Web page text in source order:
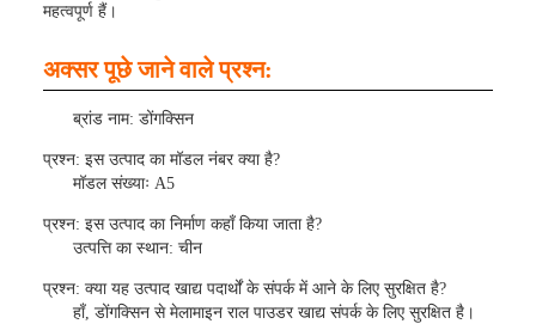
महत्वपूर्ण हैं।
अक्सर पूछे जाने वाले प्रश्न:
ब्रांड नाम: डोंगक्सिन
प्रश्न: इस उत्पाद का मॉडल नंबर क्या है?
मॉडल संख्याः A5
प्रश्न: इस उत्पाद का निर्माण कहाँ किया जाता है?
उत्पत्ति का स्थान: चीन
प्रश्न: क्या यह उत्पाद खाद्य पदार्थों के संपर्क में आने के लिए सुरक्षित है?
हाँ, डोंगक्सिन से मेलामाइन राल पाउडर खाद्य संपर्क के लिए सुरक्षित है।